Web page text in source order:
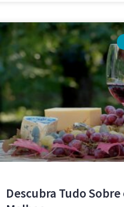
Descubra Tudo Sobre